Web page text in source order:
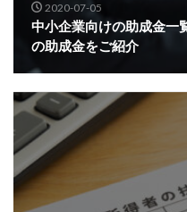
2020-07-05
中小企業向けの助成金一
の助成金をご紹介